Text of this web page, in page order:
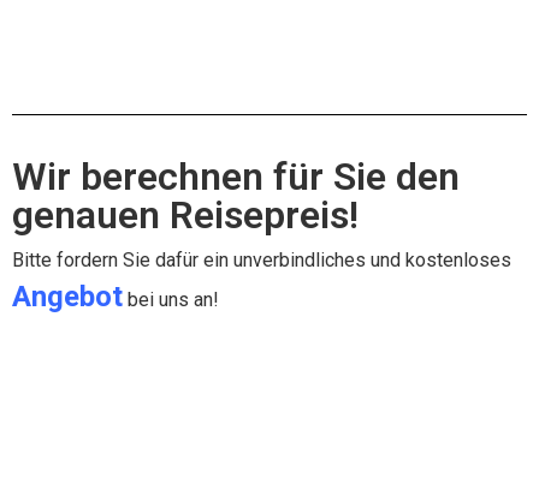
Wir berechnen für Sie den
genauen Reisepreis!
Bitte fordern Sie dafür ein unverbindliches und kostenloses
Angebot bei uns an!